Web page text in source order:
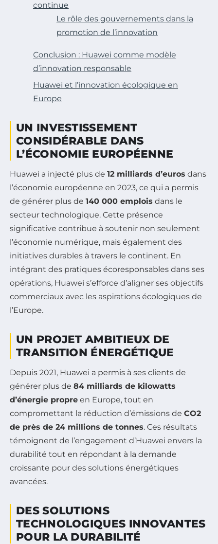
continue
Le rôle des gouvernements dans la
promotion de l’innovation
Conclusion : Huawei comme modèle
d’innovation responsable
Huawei et l’innovation écologique en
Europe
UN INVESTISSEMENT
CONSIDÉRABLE DANS
L’ÉCONOMIE EUROPÉENNE
Huawei a injecté plus de 12 milliards d’euros dans
l’économie européenne en 2023, ce qui a permis
de générer plus de 140 000 emplois dans le
secteur technologique. Cette présence
significative contribue à soutenir non seulement
l’économie numérique, mais également des
initiatives durables à travers le continent. En
intégrant des pratiques écoresponsables dans ses
opérations, Huawei s’efforce d’aligner ses objectifs
commerciaux avec les aspirations écologiques de
l’Europe.
UN PROJET AMBITIEUX DE
TRANSITION ÉNERGÉTIQUE
Depuis 2021, Huawei a permis à ses clients de
générer plus de 84 milliards de kilowatts
d’énergie propre en Europe, tout en
compromettant la réduction d’émissions de CO2
de près de 24 millions de tonnes. Ces résultats
témoignent de l’engagement d’Huawei envers la
durabilité tout en répondant à la demande
croissante pour des solutions énergétiques
avancées.
DES SOLUTIONS
TECHNOLOGIQUES INNOVANTES
POUR LA DURABILITÉ